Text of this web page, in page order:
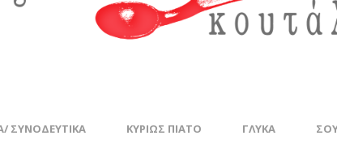
ΣΥΝΟΔΕΥΤΙΚΆ ΚΥΡΊΩΣ ΠΙΆΤΟ ΓΛΥΚΆ